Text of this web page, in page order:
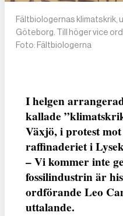
Fältbiologernas klimatskrik,
Göteborg. Till höger vice
Foto: Fältbiologerna
I helgen
kallade
Växjö, i protest
raffinaderiet i
– Vi kommer inte
fossilindustrin är
ordförande Leo
uttalande.